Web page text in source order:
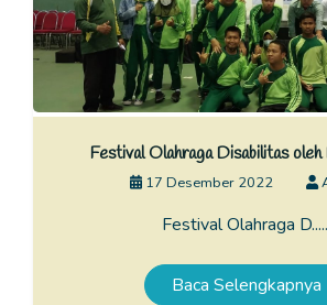
Festival Olahraga Disabilitas
17 Desember 2022
Festival Olahraga
Baca Selengkapnya